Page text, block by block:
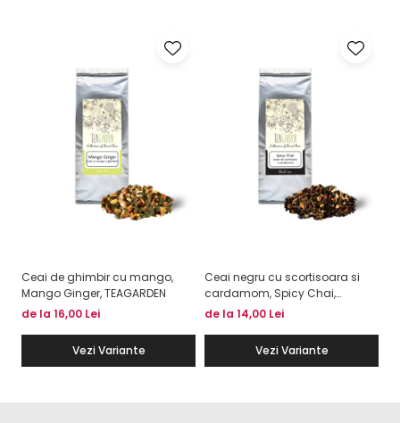
Ceai de ghimbir cu mango,
Mango Ginger, TEAGARDEN
de la 16,00 Lei
Vezi Variante
Ceai negru cu scortisoara si
cardamom, Spicy Chai,
TEAGARDEN
de la 14,00 Lei
Vezi Variante